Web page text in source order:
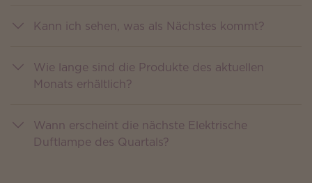
Kann ich sehen, was als Nächstes kommt?
Wie lange sind die Produkte des aktuellen
Monats erhältlich?
Wann erscheint die nächste Elektrische
Duftlampe des Quartals?